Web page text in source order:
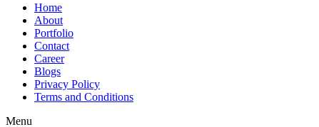
Home
About
Portfolio
Contact
Career
Blogs
Privacy Policy
Terms and Conditions
Menu